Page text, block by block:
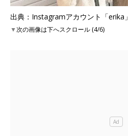
出典：Instagramアカウント「erika」
▼次の画像は下へスクロール (4/6)